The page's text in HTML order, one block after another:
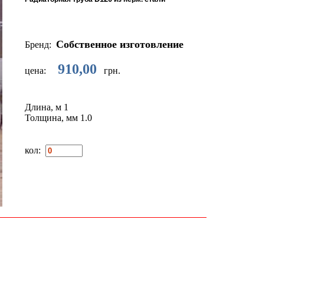
Бренд: Собственное изготовление
цена: 910,00 грн.
Длина, м 1
Толщина, мм 1.0
кол: